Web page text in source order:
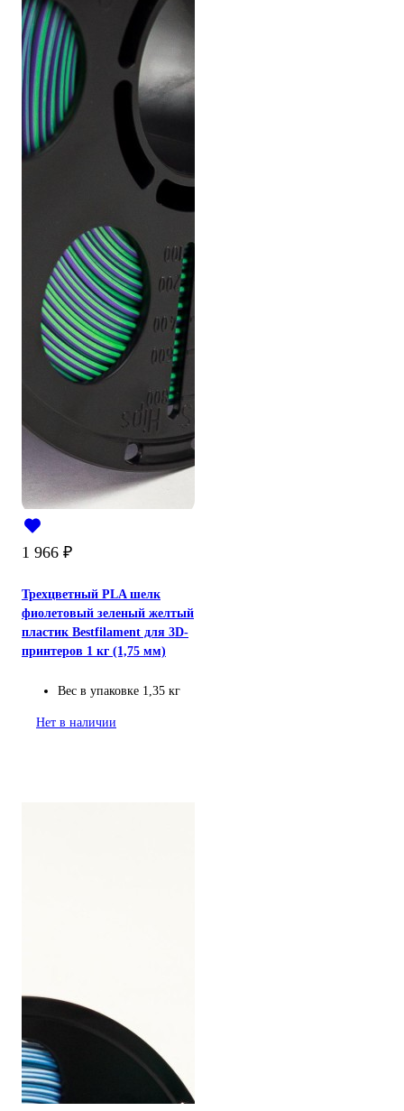
1 966 ₽
Трехцветный PLA шелк
фиолетовый зеленый желтый
пластик Bestfilament для 3D-
принтеров 1 кг (1,75 мм)
Вес в упаковке 1,35 кг
Нет в наличии